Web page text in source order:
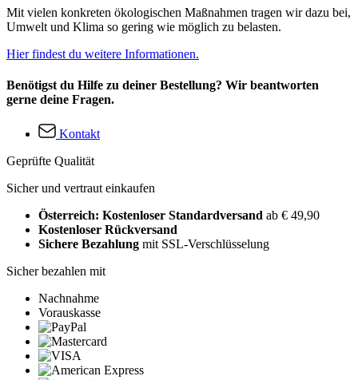
Mit vielen konkreten ökologischen Maßnahmen tragen wir dazu bei,
Umwelt und Klima so gering wie möglich zu belasten.
Hier findest du weitere Informationen.
Benötigst du Hilfe zu deiner Bestellung? Wir beantworten
gerne deine Fragen.
Kontakt
Geprüfte Qualität
Sicher und vertraut einkaufen
Österreich: Kostenloser Standardversand ab € 49,90
Kostenloser Rückversand
Sichere Bezahlung mit SSL-Verschlüsselung
Sicher bezahlen mit
Nachnahme
Vorauskasse